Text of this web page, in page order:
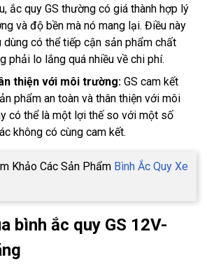
ắc quy GS thường có giá thành hợp lý
và độ bền mà nó mang lại. Điều này
có thể tiếp cận sản phẩm chất
phải lo lắng quá nhiều về chi phí.
thiện với môi trường: GS cam kết
phẩm an toàn và thân thiện với môi
có thể là một lợi thế so với một số
không có cùng cam kết.
Khảo Các Sản Phẩm Bình Ắc Quy Xe
bình ắc quy GS 12V-